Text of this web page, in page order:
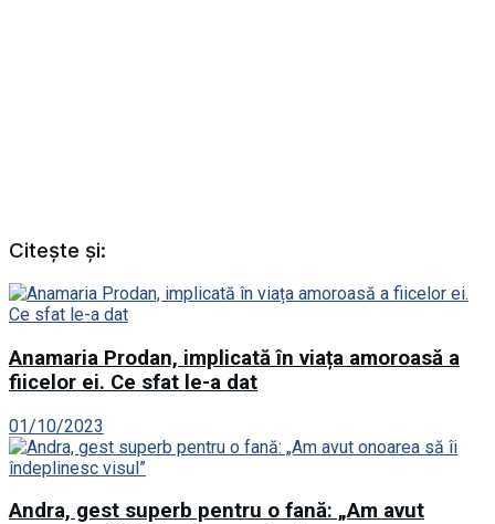
Citește și:
Anamaria Prodan, implicată în viața amoroasă a
fiicelor ei. Ce sfat le-a dat
01/10/2023
Andra, gest superb pentru o fană: „Am avut